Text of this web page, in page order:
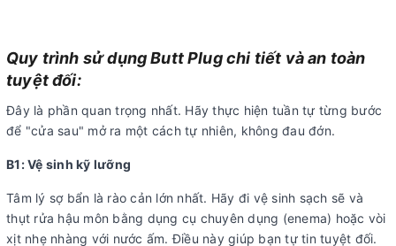
Quy trình sử dụng Butt Plug chi tiết và an toàn
tuyệt đối:
Đây là phần quan trọng nhất. Hãy thực hiện tuần tự từng bước
để "cửa sau" mở ra một cách tự nhiên, không đau đớn.
B1: Vệ sinh kỹ lưỡng
Tâm lý sợ bẩn là rào cản lớn nhất. Hãy đi vệ sinh sạch sẽ và
thụt rửa hậu môn bằng dụng cụ chuyên dụng (enema) hoặc vòi
xịt nhẹ nhàng với nước ấm. Điều này giúp bạn tự tin tuyệt đối.